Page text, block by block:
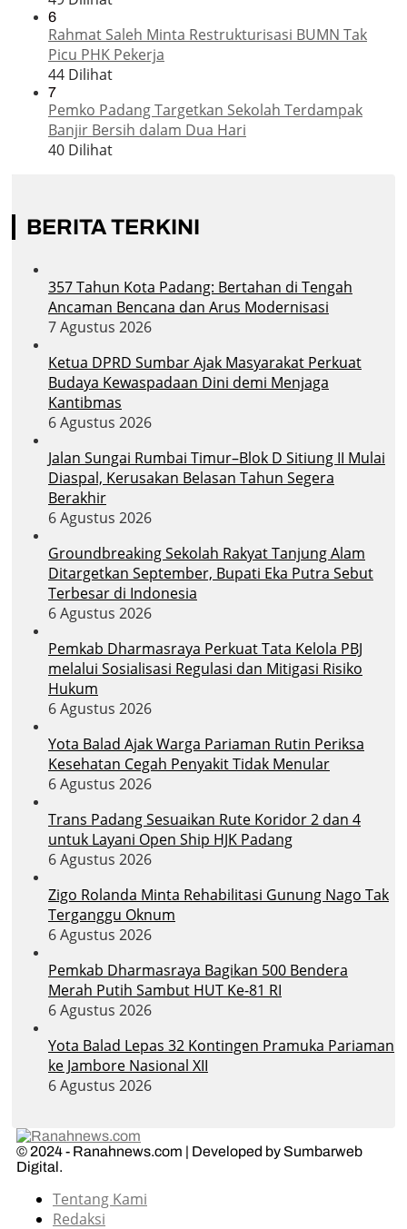
6
Rahmat Saleh Minta Restrukturisasi BUMN Tak
Picu PHK Pekerja
44 Dilihat
7
Pemko Padang Targetkan Sekolah Terdampak
Banjir Bersih dalam Dua Hari
40 Dilihat
BERITA TERKINI
357 Tahun Kota Padang: Bertahan di Tengah
Ancaman Bencana dan Arus Modernisasi
7 Agustus 2026
Ketua DPRD Sumbar Ajak Masyarakat Perkuat
Budaya Kewaspadaan Dini demi Menjaga
Kantibmas
6 Agustus 2026
Jalan Sungai Rumbai Timur–Blok D Sitiung II Mulai
Diaspal, Kerusakan Belasan Tahun Segera
Berakhir
6 Agustus 2026
Groundbreaking Sekolah Rakyat Tanjung Alam
Ditargetkan September, Bupati Eka Putra Sebut
Terbesar di Indonesia
6 Agustus 2026
Pemkab Dharmasraya Perkuat Tata Kelola PBJ
melalui Sosialisasi Regulasi dan Mitigasi Risiko
Hukum
6 Agustus 2026
Yota Balad Ajak Warga Pariaman Rutin Periksa
Kesehatan Cegah Penyakit Tidak Menular
6 Agustus 2026
Trans Padang Sesuaikan Rute Koridor 2 dan 4
untuk Layani Open Ship HJK Padang
6 Agustus 2026
Zigo Rolanda Minta Rehabilitasi Gunung Nago Tak
Terganggu Oknum
6 Agustus 2026
Pemkab Dharmasraya Bagikan 500 Bendera
Merah Putih Sambut HUT Ke-81 RI
6 Agustus 2026
Yota Balad Lepas 32 Kontingen Pramuka Pariaman
ke Jambore Nasional XII
6 Agustus 2026
© 2024 - Ranahnews.com | Developed by Sumbarweb
Digital.
Tentang Kami
Redaksi